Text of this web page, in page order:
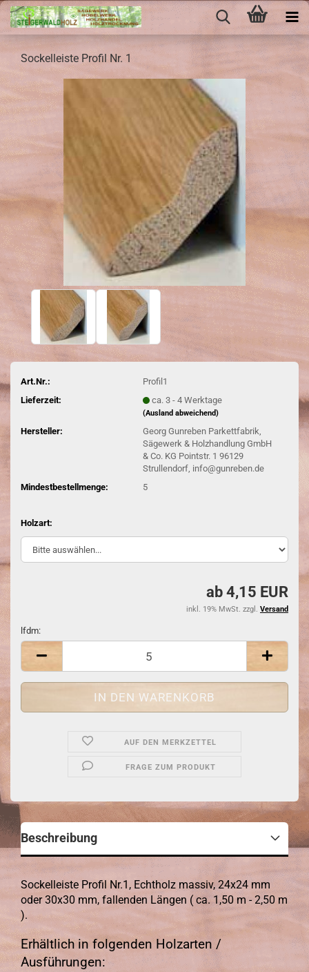
So­ckel­leis­te Pro­fil Nr. 1
Art.Nr.:
Profil1
Lieferzeit:
ca. 3 - 4 Werktage
(Ausland abweichend)
Hersteller:
Georg Gunreben Parkettfabrik,
Sägewerk & Holzhandlung GmbH
& Co. KG Pointstr. 1 96129
Strullendorf, info@gunreben.de
Mindestbestellmenge:
5
Holzart:
ab 4,15 EUR
inkl. 19% MwSt. zzgl. Versand
lfdm:
lfdm
AUF DEN MERKZETTEL
FRAGE ZUM PRODUKT
Beschreibung
Sockelleiste Profil Nr.1, Echtholz massiv, 24x24 mm
oder 30x30 mm, fallenden Längen ( ca. 1,50 m - 2,50 m
).
Erhältlich in folgenden Holzarten /
Ausführungen: